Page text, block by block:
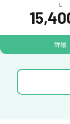
5
L
詳細